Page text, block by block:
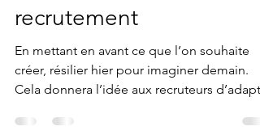
7 points pour démarquer
vos entretiens de
recrutement
créer, résilier hier pour imaginer demain.